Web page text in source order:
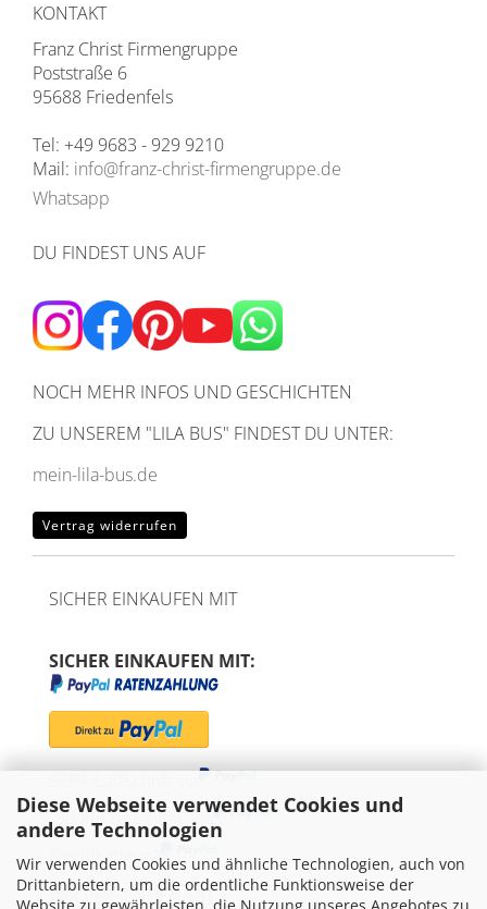
Diese Webseite verwendet Cookies und
andere Technologien
Wir verwenden Cookies und ähnliche Technologien, auch von
Drittanbietern, um die ordentliche Funktionsweise der
Website zu gewährleisten, die Nutzung unseres Angebotes zu
KONTAKT
Franz Christ Firmengruppe
Poststraße 6
95688 Friedenfels
Tel: +49 9683 - 929 9210
Mail: info@franz-christ-firmengruppe.de
Whatsapp
DU FINDEST UNS AUF
NOCH MEHR INFOS UND GESCHICHTEN
ZU UNSEREM "LILA BUS" FINDEST DU UNTER:
mein-lila-bus.de
Vertrag widerrufen
SICHER EINKAUFEN MIT
SICHER EINKAUFEN MIT:
"Später bezahlen" via
Kreditkarte via
WIR VERSENDEN MIT